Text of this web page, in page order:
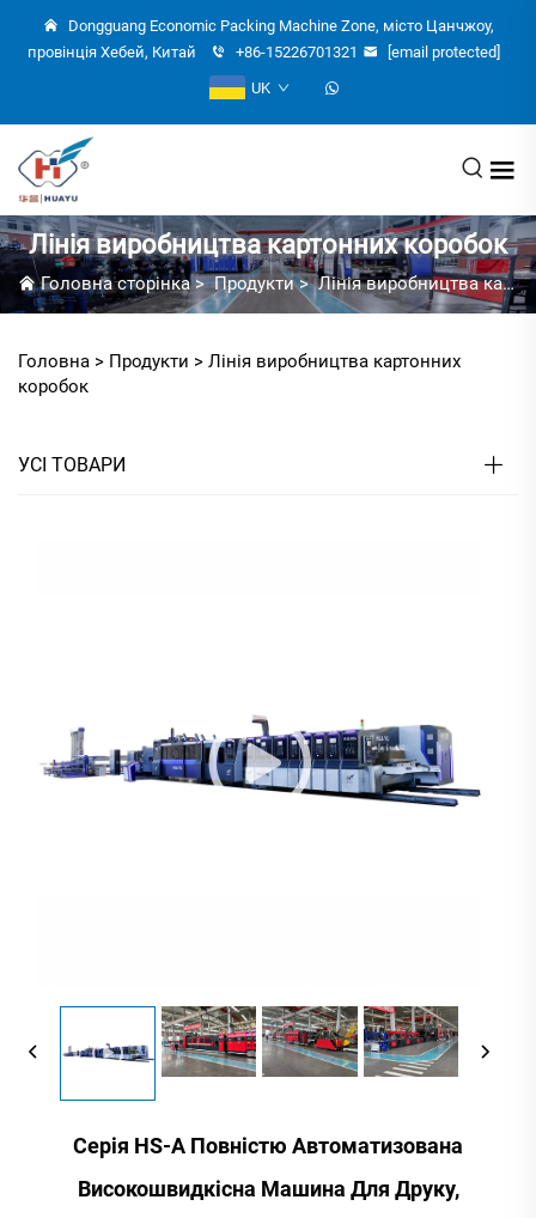
Dongguang Economic Packing Machine Zone, місто Цанчжоу,
провінція Хебей, Китай
+86-15226701321
[email protected]
UK
Лінія виробництва картонних коробок
Головна сторінка>Продукти>Лінія виробництва картонних коробок
Головна > Продукти > Лінія виробництва картонних
коробок
УСІ ТОВАРИ
Серія HS-A Повністю Автоматизована
Високошвидкісна Машина Для Друку,